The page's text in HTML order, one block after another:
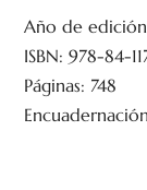
r
d
o
c
o
Año de
ISBN: 978-84-
Páginas: 748